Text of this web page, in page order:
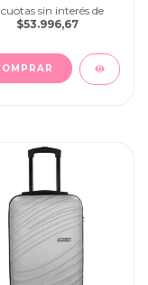
cuotas sin interés de
$53.996,67